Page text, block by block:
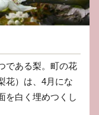
である梨。町の花
花）は、4月にな
を白く埋めつくし